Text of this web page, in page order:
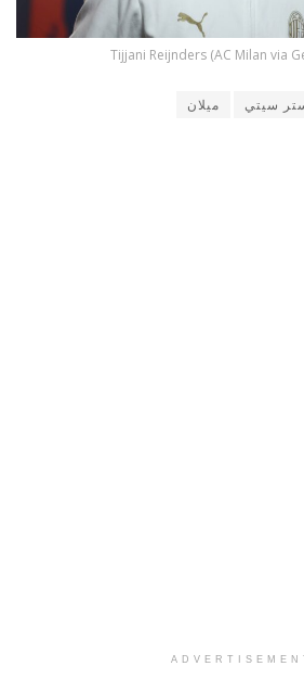
Tijjani Reijnders (AC Milan via
سيتي ميلان